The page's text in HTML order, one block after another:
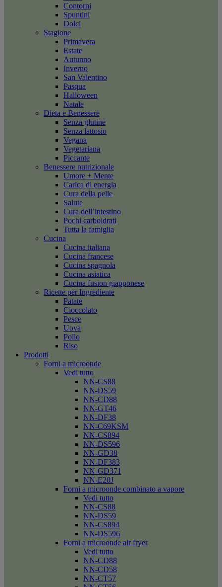
Contorni
Spuntini
Dolci
Stagione
Primavera
Estate
Autunno
Inverno
San Valentino
Pasqua
Halloween
Natale
Dieta e Benessere
Senza glutine
Senza lattosio
Vegana
Vegetariana
Piccante
Benessere nutrizionale
Umore + Mente
Carica di energia
Cura della pelle
Salute
Cura dell’intestino
Pochi carboidrati
Tutta la famiglia
Cucina
Cucina italiana
Cucina francese
Cucina spagnola
Cucina asiatica
Cucina fusion giapponese
Ricette per Ingrediente
Patate
Cioccolato
Pesce
Uova
Pollo
Riso
Prodotti
Forni a microonde
Vedi tutto
NN-CS88
NN-DS59
NN-CD88
NN-GT46
NN-DF38
NN-C69KSM
NN-CS894
NN-DS596
NN-GD38
NN-DF383
NN-GD371
NN-E20J
Forni a microonde combinato a vapore
Vedi tutto
NN-CS88
NN-DS59
NN-CS894
NN-DS596
Forni a microonde air fryer
Vedi tutto
NN-CD88
NN-CD58
NN-CT57